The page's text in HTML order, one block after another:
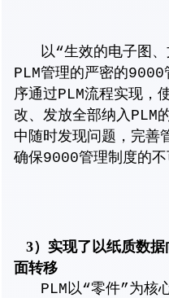
以“生效的电子图、
PLM管理的严密的
序通过PLM流程实现，
改、发放全部纳入PLM
中随时发现问题，完善
确保9000管理制度的不
3）实现了以纸质数
面转移
PLM以“零件”为核心